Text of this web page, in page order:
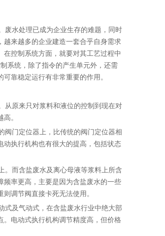
水处理已成为企业生存的难题，同时
越来越多的企业建造一套合乎自身需求
控制系统方面，就要对其工艺过程中
系统，除了指令的产生单元外，还需
靠稳定运行有非常重要的作用。
原来只对浆料和液位的控制到现在对
。
门定位器上，比传统的阀门定位器相
动执行机构也有很大的提高，包括状态
而含盐废水及离心母液等浆料上所含
频率更高，主要是因为含盐废水的一些
调节阀直接卡死无法使用。
及气动式，在含盐废水行业中绝大部
电动式执行机构调节精度高，但价格